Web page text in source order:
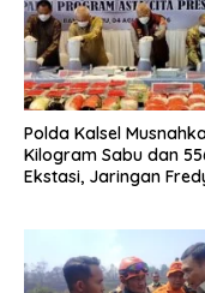
Polda Kalsel
Kilogram Sabu dan
Ekstasi, Jaringan